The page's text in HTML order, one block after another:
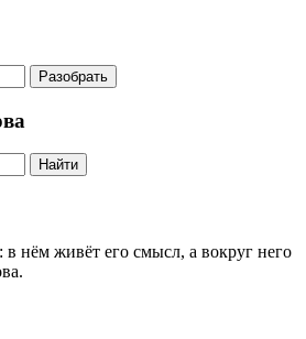
Разобрать
Найти
нём живёт его смысл, а вокруг него